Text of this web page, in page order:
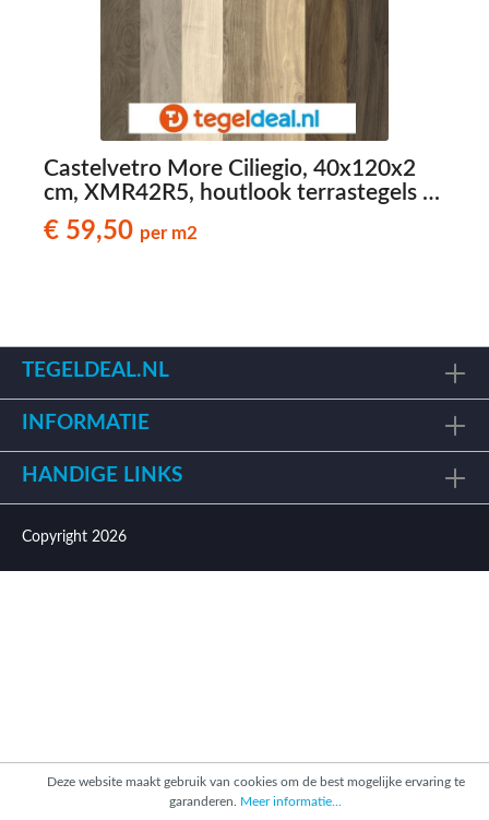
Castelvetro More Ciliegio, 40x120x2
cm, XMR42R5, houtlook terrastegels -
€ 59,50 per m2
€ 59,50 per m2
TEGELDEAL.NL
INFORMATIE
HANDIGE LINKS
Copyright 2026
Deze website maakt gebruik van cookies om de best mogelijke ervaring te
garanderen. Meer informatie...